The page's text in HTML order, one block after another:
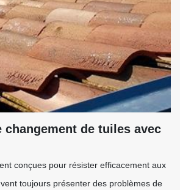
changement de tuiles avec
conçues pour résister efficacement aux
toujours présenter des problèmes de